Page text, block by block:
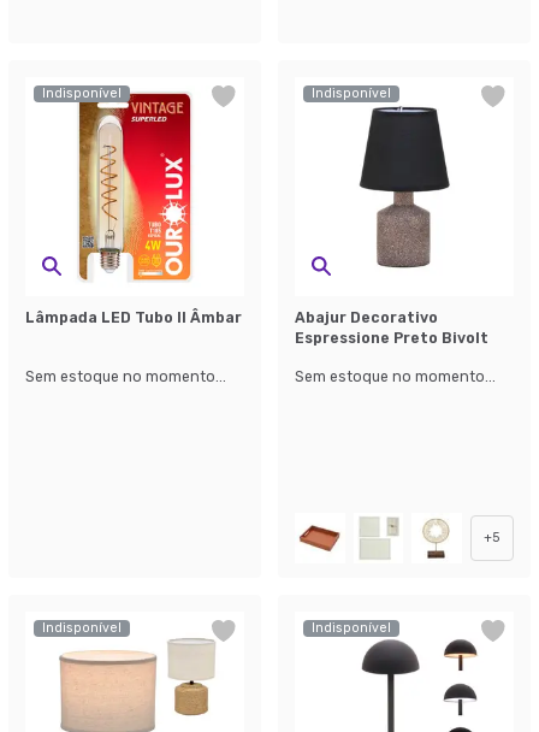
Indisponível
Lâmpada LED Tubo II Âmbar
Sem estoque no momento...
Indisponível
Abajur Decorativo
Espressione Preto Bivolt
Sem estoque no momento...
+5
Indisponível Indisponível